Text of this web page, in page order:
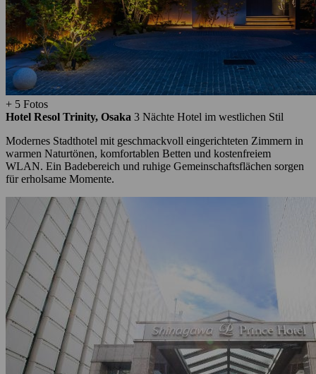
+ 5 Fotos
Hotel Resol Trinity, Osaka 3 Nächte Hotel im westlichen Stil
Modernes Stadthotel mit geschmackvoll eingerichteten Zimmern in
warmen Naturtönen, komfortablen Betten und kostenfreiem
WLAN. Ein Badebereich und ruhige Gemeinschaftsflächen sorgen
für erholsame Momente.